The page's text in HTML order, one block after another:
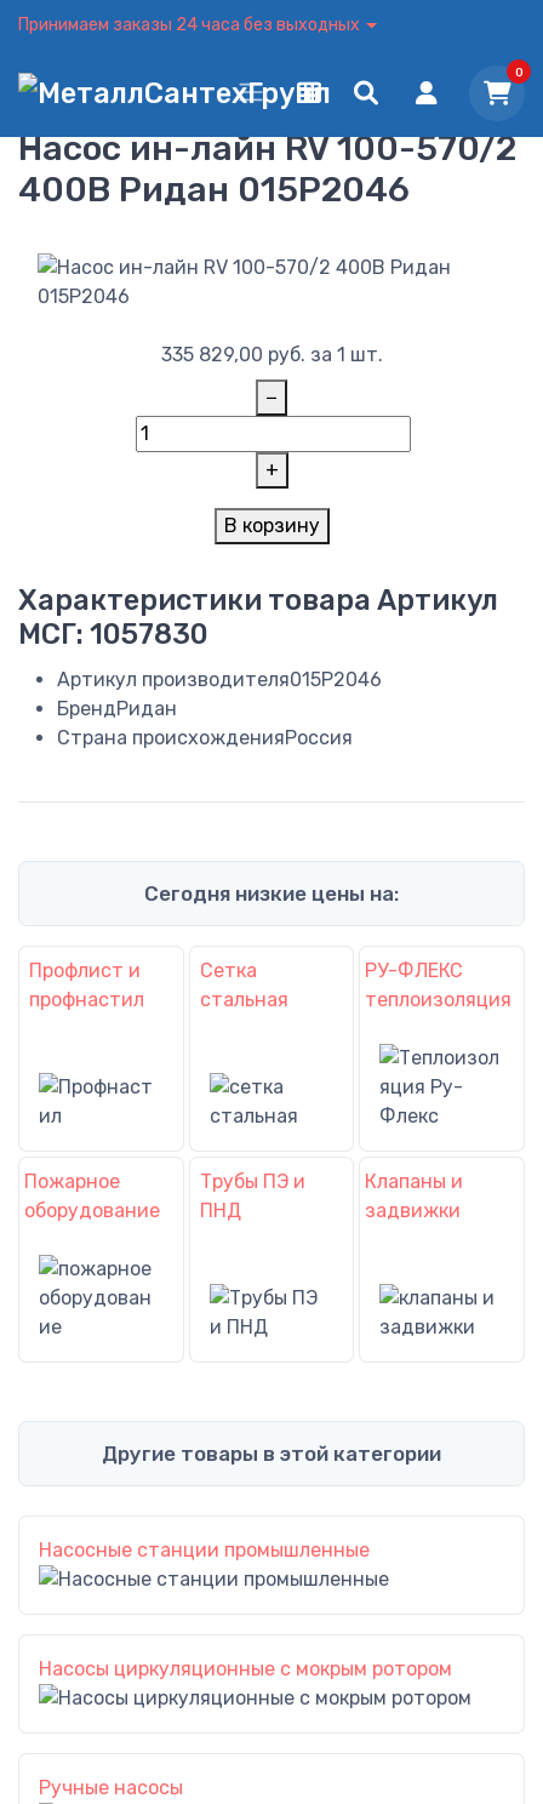
Принимаем заказы 24 часа без выходных
0
Насос ин-лайн RV 100-570/2
400В Ридан 015P2046
335 829,00 руб. за 1 шт.
−
+
В корзину
Характеристики товара Артикул
МСГ: 1057830
Артикул производителя015P2046
БрендРидан
Страна происхожденияРоссия
Сегодня низкие цены на:
Профлист и
профнастил
Сетка
стальная
РУ-ФЛЕКС
теплоизоляция
Пожарное
оборудование
Трубы ПЭ и
ПНД
Клапаны и
задвижки
Другие товары в этой категории
Насосные станции промышленные
Насосы циркуляционные с мокрым ротором
Ручные насосы